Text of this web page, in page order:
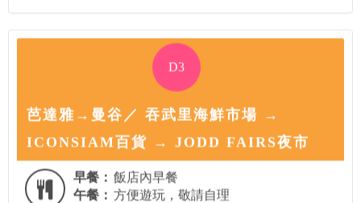
D3
芭達雅→曼谷／ 吞武里海鮮市場 →
ICONSIAM百貨 → JODD FAIRS夜市
早餐： 飯店內早餐
午餐： 方便遊玩，敬請自理